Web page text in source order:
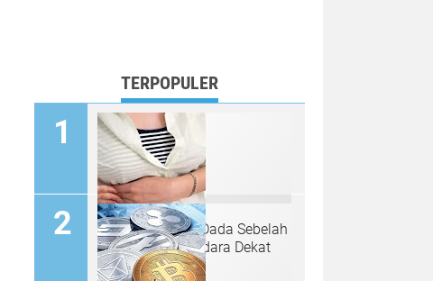
TERPOPULER
Penyebab Nyeri Dada Sebelah
Kiri Bawah Payudara Dekat
Tulang Rusuk